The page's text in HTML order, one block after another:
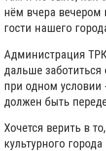
нём вчера вечером
гости нашего
Администрация
дальше
при одном условии
должен быть
Хочется верить в
культурного